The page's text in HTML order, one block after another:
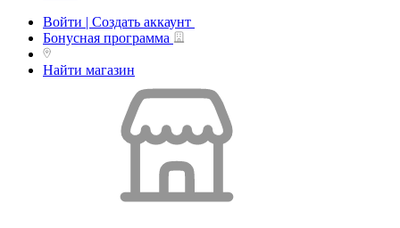
Войти | Создать аккаунт
Бонусная программа
Найти магазин